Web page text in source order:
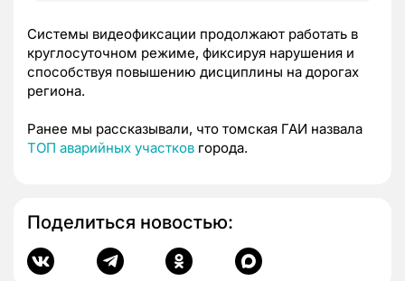
Системы видеофиксации продолжают работать в
круглосуточном режиме, фиксируя нарушения и
способствуя повышению дисциплины на дорогах
региона.
Ранее мы рассказывали, что томская ГАИ назвала
ТОП аварийных участков города.
Поделиться новостью: